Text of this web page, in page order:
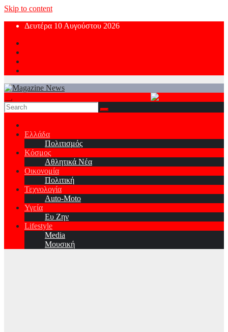
Skip to content
Δευτέρα 10 Αυγούστου 2026
Ελλάδα
Πολιτισμός
Κόσμος
Αθλητικά Νέα
Οικονομία
Πολιτική
Τεχνολογία
Auto-Moto
Υγεία
Ευ Ζην
Lifestyle
Media
Μουσική